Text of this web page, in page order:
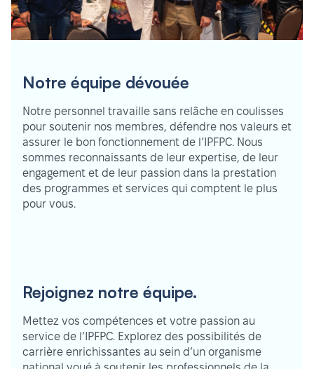
Notre équipe dévouée
Notre personnel travaille sans relâche en coulisses
pour soutenir nos membres, défendre nos valeurs et
assurer le bon fonctionnement de l’IPFPC. Nous
sommes reconnaissants de leur expertise, de leur
engagement et de leur passion dans la prestation
des programmes et services qui comptent le plus
pour vous.
Rejoignez notre équipe.
Mettez vos compétences et votre passion au
service de l’IPFPC. Explorez des possibilités de
carrière enrichissantes au sein d’un organisme